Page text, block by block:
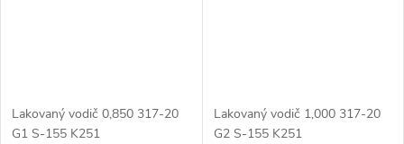
Lakovaný vodič 0,850 317-20
G1 S-155 K251
Lakovaný vodič 1,000 317-20
G2 S-155 K251